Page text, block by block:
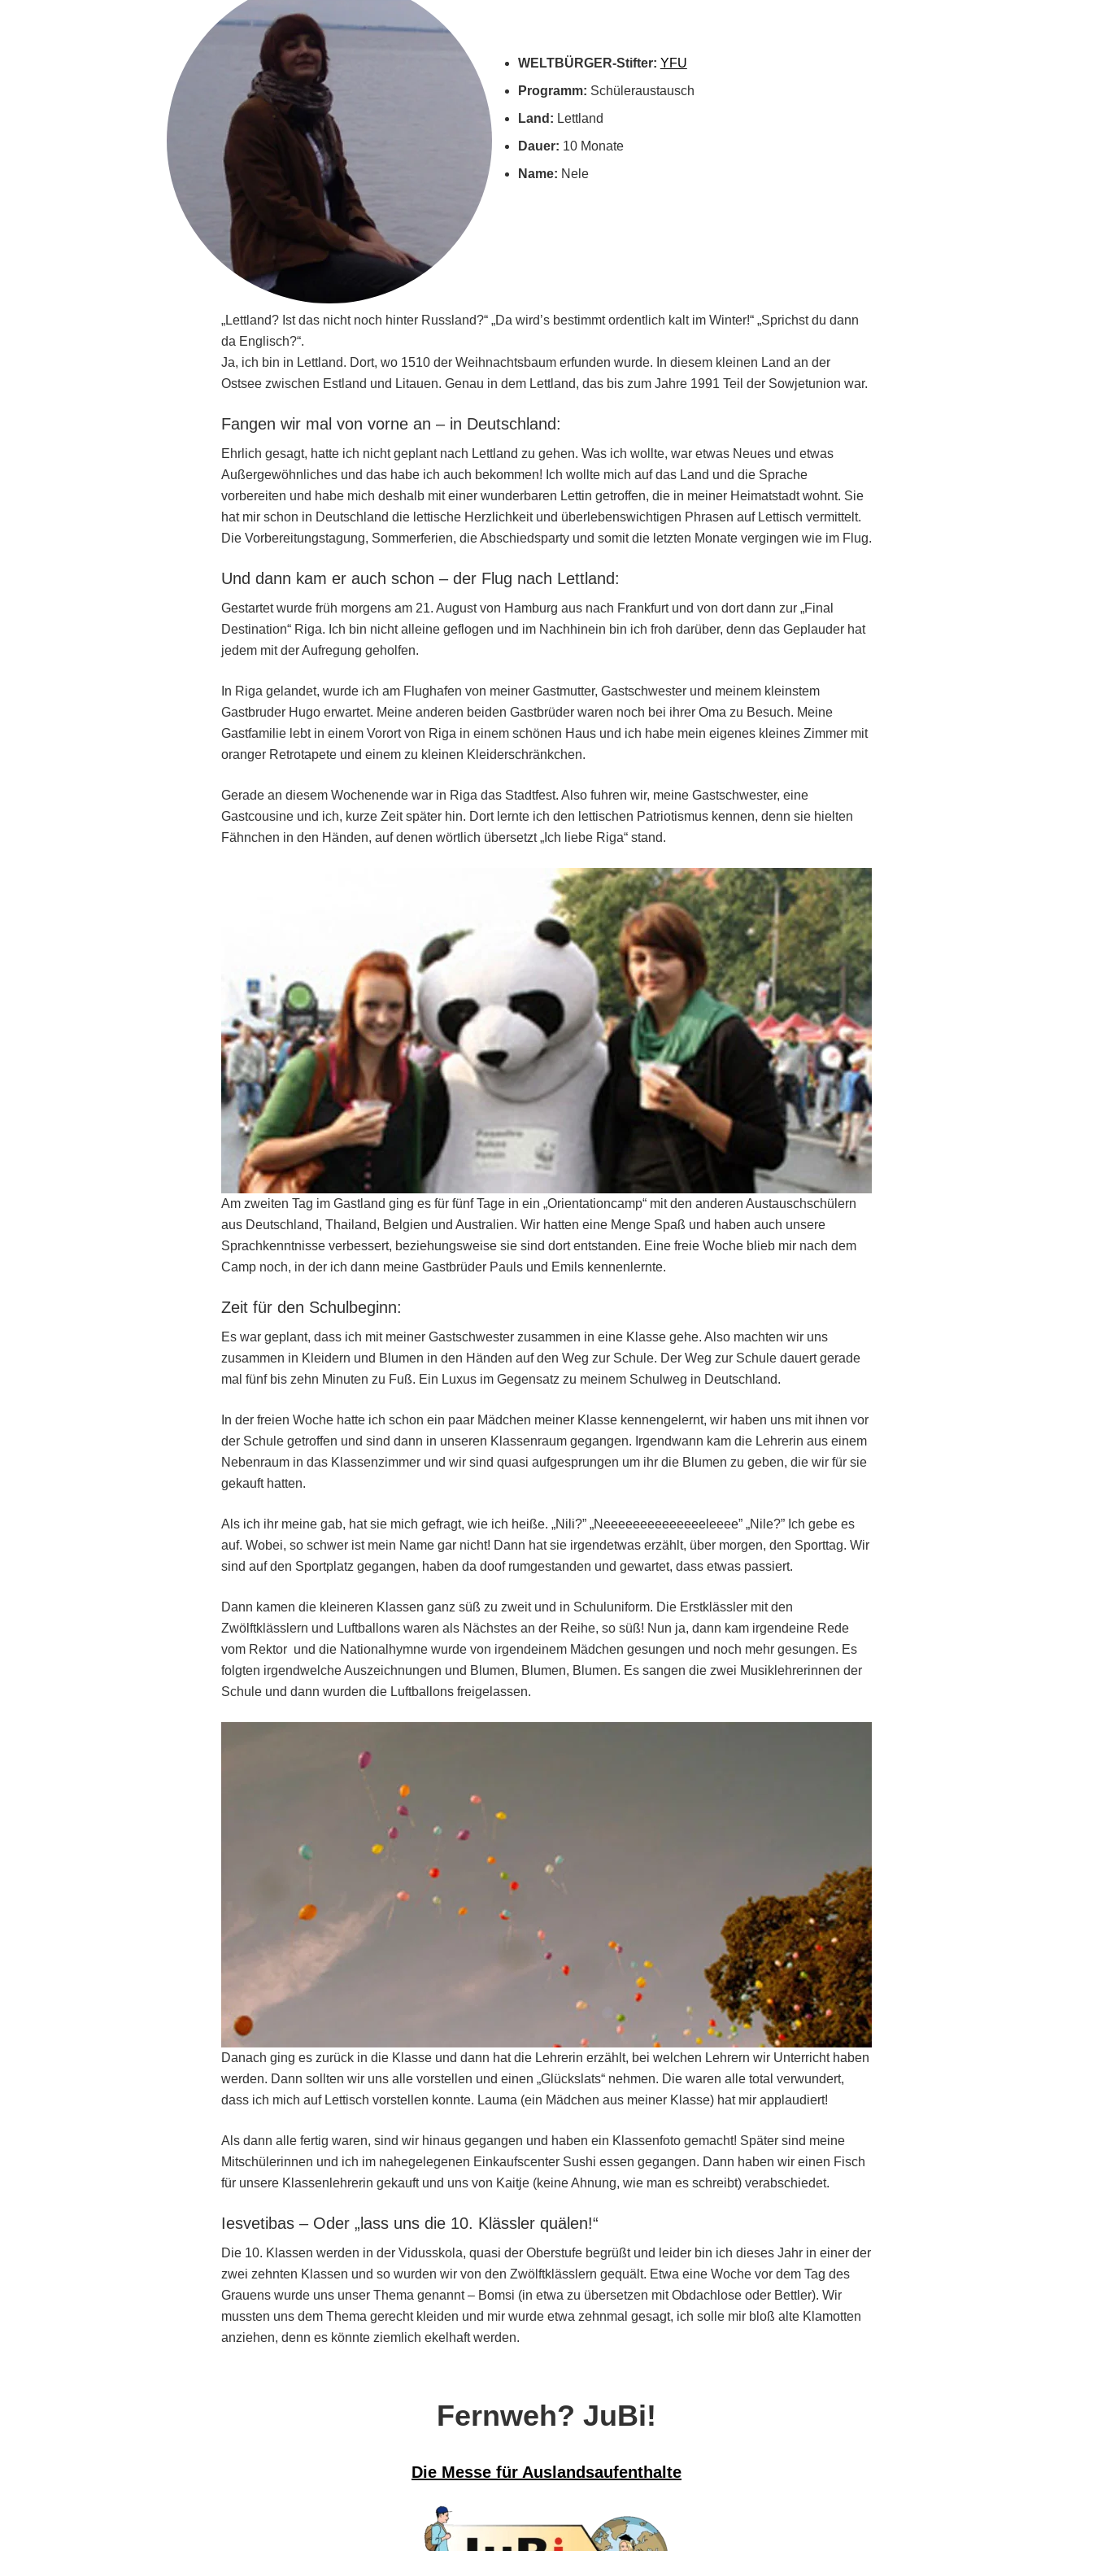
WELTBÜRGER-Stifter: YFU
Programm: Schüleraustausch
Land: Lettland
Dauer: 10 Monate
Name: Nele
„Lettland? Ist das nicht noch hinter Russland?“ „Da wird’s bestimmt ordentlich kalt im Winter!“ „Sprichst du dann
da Englisch?“.
Ja, ich bin in Lettland. Dort, wo 1510 der Weihnachtsbaum erfunden wurde. In diesem kleinen Land an der
Ostsee zwischen Estland und Litauen. Genau in dem Lettland, das bis zum Jahre 1991 Teil der Sowjetunion war.
Fangen wir mal von vorne an – in Deutschland:
Ehrlich gesagt, hatte ich nicht geplant nach Lettland zu gehen. Was ich wollte, war etwas Neues und etwas
Außergewöhnliches und das habe ich auch bekommen! Ich wollte mich auf das Land und die Sprache
vorbereiten und habe mich deshalb mit einer wunderbaren Lettin getroffen, die in meiner Heimatstadt wohnt. Sie
hat mir schon in Deutschland die lettische Herzlichkeit und überlebenswichtigen Phrasen auf Lettisch vermittelt.
Die Vorbereitungstagung, Sommerferien, die Abschiedsparty und somit die letzten Monate vergingen wie im Flug.
Und dann kam er auch schon – der Flug nach Lettland:
Gestartet wurde früh morgens am 21. August von Hamburg aus nach Frankfurt und von dort dann zur „Final
Destination“ Riga. Ich bin nicht alleine geflogen und im Nachhinein bin ich froh darüber, denn das Geplauder hat
jedem mit der Aufregung geholfen.
In Riga gelandet, wurde ich am Flughafen von meiner Gastmutter, Gastschwester und meinem kleinstem
Gastbruder Hugo erwartet. Meine anderen beiden Gastbrüder waren noch bei ihrer Oma zu Besuch. Meine
Gastfamilie lebt in einem Vorort von Riga in einem schönen Haus und ich habe mein eigenes kleines Zimmer mit
oranger Retrotapete und einem zu kleinen Kleiderschränkchen.
Gerade an diesem Wochenende war in Riga das Stadtfest. Also fuhren wir, meine Gastschwester, eine
Gastcousine und ich, kurze Zeit später hin. Dort lernte ich den lettischen Patriotismus kennen, denn sie hielten
Fähnchen in den Händen, auf denen wörtlich übersetzt „Ich liebe Riga“ stand.
Am zweiten Tag im Gastland ging es für fünf Tage in ein „Orientationcamp“ mit den anderen Austauschschülern
aus Deutschland, Thailand, Belgien und Australien. Wir hatten eine Menge Spaß und haben auch unsere
Sprachkenntnisse verbessert, beziehungsweise sie sind dort entstanden. Eine freie Woche blieb mir nach dem
Camp noch, in der ich dann meine Gastbrüder Pauls und Emils kennenlernte.
Zeit für den Schulbeginn:
Es war geplant, dass ich mit meiner Gastschwester zusammen in eine Klasse gehe. Also machten wir uns
zusammen in Kleidern und Blumen in den Händen auf den Weg zur Schule. Der Weg zur Schule dauert gerade
mal fünf bis zehn Minuten zu Fuß. Ein Luxus im Gegensatz zu meinem Schulweg in Deutschland.
In der freien Woche hatte ich schon ein paar Mädchen meiner Klasse kennengelernt, wir haben uns mit ihnen vor
der Schule getroffen und sind dann in unseren Klassenraum gegangen. Irgendwann kam die Lehrerin aus einem
Nebenraum in das Klassenzimmer und wir sind quasi aufgesprungen um ihr die Blumen zu geben, die wir für sie
gekauft hatten.
Als ich ihr meine gab, hat sie mich gefragt, wie ich heiße. „Nili?” „Neeeeeeeeeeeeeeleeee” „Nile?” Ich gebe es
auf. Wobei, so schwer ist mein Name gar nicht! Dann hat sie irgendetwas erzählt, über morgen, den Sporttag. Wir
sind auf den Sportplatz gegangen, haben da doof rumgestanden und gewartet, dass etwas passiert.
Dann kamen die kleineren Klassen ganz süß zu zweit und in Schuluniform. Die Erstklässler mit den
Zwölftklässlern und Luftballons waren als Nächstes an der Reihe, so süß! Nun ja, dann kam irgendeine Rede
vom Rektor und die Nationalhymne wurde von irgendeinem Mädchen gesungen und noch mehr gesungen. Es
folgten irgendwelche Auszeichnungen und Blumen, Blumen, Blumen. Es sangen die zwei Musiklehrerinnen der
Schule und dann wurden die Luftballons freigelassen.
Danach ging es zurück in die Klasse und dann hat die Lehrerin erzählt, bei welchen Lehrern wir Unterricht haben
werden. Dann sollten wir uns alle vorstellen und einen „Glückslats“ nehmen. Die waren alle total verwundert,
dass ich mich auf Lettisch vorstellen konnte. Lauma (ein Mädchen aus meiner Klasse) hat mir applaudiert!
Als dann alle fertig waren, sind wir hinaus gegangen und haben ein Klassenfoto gemacht! Später sind meine
Mitschülerinnen und ich im nahegelegenen Einkaufscenter Sushi essen gegangen. Dann haben wir einen Fisch
für unsere Klassenlehrerin gekauft und uns von Kaitje (keine Ahnung, wie man es schreibt) verabschiedet.
Iesvetibas – Oder „lass uns die 10. Klässler quälen!“
Die 10. Klassen werden in der Vidusskola, quasi der Oberstufe begrüßt und leider bin ich dieses Jahr in einer der
zwei zehnten Klassen und so wurden wir von den Zwölftklässlern gequält. Etwa eine Woche vor dem Tag des
Grauens wurde uns unser Thema genannt – Bomsi (in etwa zu übersetzen mit Obdachlose oder Bettler). Wir
mussten uns dem Thema gerecht kleiden und mir wurde etwa zehnmal gesagt, ich solle mir bloß alte Klamotten
anziehen, denn es könnte ziemlich ekelhaft werden.
Fernweh? JuBi!
Die Messe für Auslandsaufenthalte